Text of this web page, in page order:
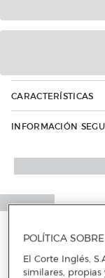
CARACTERÍSTICAS
INFORMACIÓN
POLÍTICA
El Corte Inglés,
similares,